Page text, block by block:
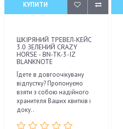
КУПИТИ
ШКІРЯНИЙ ТРЕВЕЛ-КЕЙС
3.0 ЗЕЛЕНИЙ CRAZY
HORSE - BN-TK-3-IZ
BLANKNOTE
Їдете в довгоочікувану
відпустку? Пропонуємо
взяти з собою надійного
хранителя Ваших квитків і
доку..